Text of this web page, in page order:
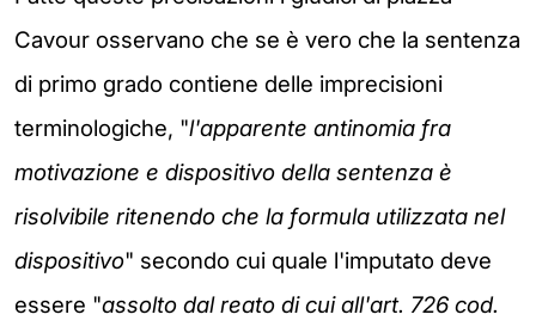
Cavour osservano che se è vero che la sentenza
di primo grado contiene delle imprecisioni
terminologiche, "l'apparente antinomia fra
motivazione e dispositivo della sentenza è
risolvibile ritenendo che la formula utilizzata nel
dispositivo" secondo cui quale l'imputato deve
essere "assolto dal reato di cui all'art. 726 cod.